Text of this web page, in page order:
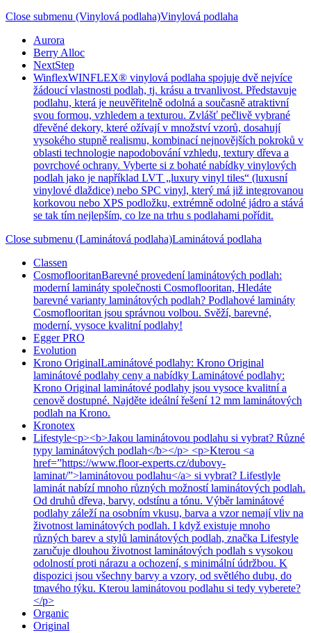
Close submenu (Vinylová podlaha)Vinylová podlaha
Aurora
Berry Alloc
NextStep
WinflexWINFLEX® vinylová podlaha spojuje dvě nejvíce
žádoucí vlastnosti podlah, tj. krásu a trvanlivost. Představuje
podlahu, která je neuvěřitelně odolná a současně atraktivní
svou formou, vzhledem a texturou. Zvlášť pečlivě vybrané
dřevěné dekory, které ožívají v množství vzorů, dosahují
vysokého stupně realismu, kombinací nejnovějších pokroků v
oblasti technologie napodobování vzhledu, textury dřeva a
povrchové ochrany. Vyberte si z bohaté nabídky vinylových
podlah jako je například LVT „luxury vinyl tiles“ (luxusní
vinylové dlaždice) nebo SPC vinyl, který má již integrovanou
korkovou nebo XPS podložku, extrémně odolné jádro a stává
se tak tím nejlepším, co lze na trhu s podlahami pořídit.
Close submenu (Laminátová podlaha)Laminátová podlaha
Classen
CosmoflooritanBarevné provedení laminátových podlah:
moderní lamináty společnosti Cosmoflooritan, Hledáte
barevné varianty laminátových podlah? Podlahové lamináty
Cosmoflooritan jsou správnou volbou. Svěží, barevné,
moderní, vysoce kvalitní podlahy!
Egger PRO
Evolution
Krono OriginalLaminátové podlahy: Krono Original
laminátové podlahy ceny a nabídky Laminátové podlahy:
Krono Original laminátové podlahy jsou vysoce kvalitní a
cenově dostupné. Najděte ideální řešení 12 mm laminátových
podlah na Krono.
Kronotex
Lifestyle<p><b>Jakou laminátovou podlahu si vybrat? Různé
typy laminátových podlah</b></p> <p>Kterou <a
href=”https://www.floor-experts.cz/dubovy-
laminat/”>laminátovou podlahu</a> si vybrat? Lifestlyle
laminát nabízí mnoho různých možností laminátových podlah.
Od druhů dřeva, barvy, odstínu a tónu. Výběr laminátové
podlahy záleží na osobním vkusu, barva a vzor nemají vliv na
životnost laminátových podlah. I když existuje mnoho
různých barev a stylů laminátových podlah, značka Lifestyle
zaručuje dlouhou životnost laminátových podlah s vysokou
odolností proti nárazu a ochození, s minimální údržbou. K
dispozici jsou všechny barvy a vzory, od světlého dubu, do
tmavého týku. Kterou laminátovou podlahu si tedy vyberete?
</p>
Organic
Original